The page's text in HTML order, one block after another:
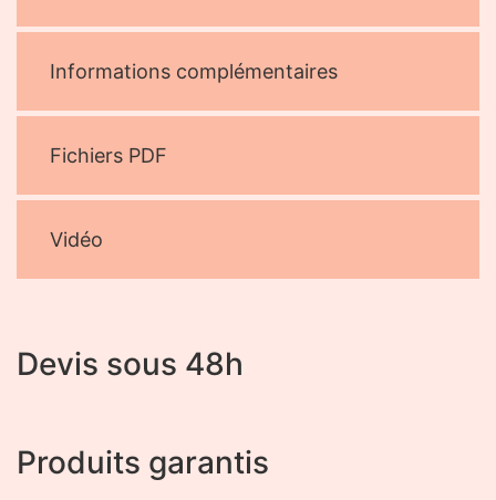
Informations complémentaires
Fichiers PDF
Vidéo
Devis sous 48h
Produits garantis